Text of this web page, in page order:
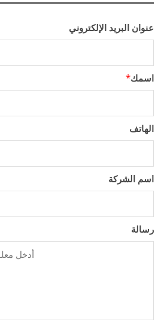
عنوان البريد الإلكتروني
اسمك*
الهاتف
اسم الشركة
رسالة